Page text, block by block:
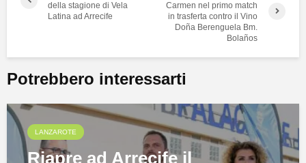
della stagione di Vela
Latina ad Arrecife
Carmen nel primo match
in trasferta contro il Vino
Doña Berenguela Bm.
Bolaños
Potrebbero interessarti
LANZAROTE
Riapre ad Arrecife il